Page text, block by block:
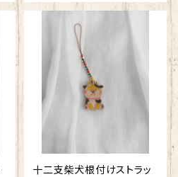
十二支柴犬根付けストラッ